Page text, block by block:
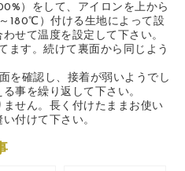
）をして、アイロンを上から
180℃）付ける生地によって設
せて温度を設定して下さい。
ます。続けて裏面から同じよう
を確認し、接着が弱いようでし
事を繰り返して下さい。
ません。長く付けたままお使い
付けて下さい。